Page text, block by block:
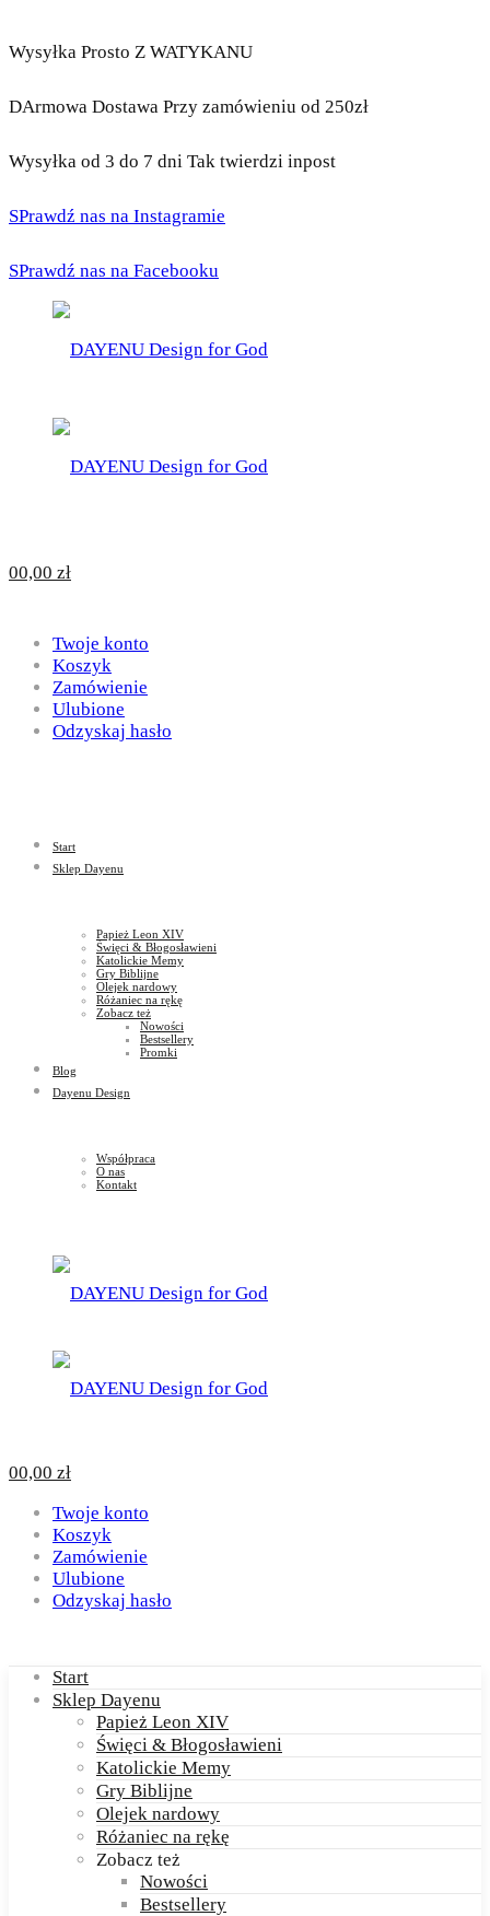
Wysyłka Prosto Z WATYKANU
DArmowa Dostawa Przy zamówieniu od 250zł
Wysyłka od 3 do 7 dni Tak twierdzi inpost
SPrawdź nas na Instagramie
SPrawdź nas na Facebooku
for
God
DAYENU
Design
God
00,00 zł
Twoje konto
Koszyk
Zamówienie
Ulubione
Odzyskaj hasło
Start
Sklep Dayenu
Papież Leon XIV
Święci & Błogosławieni
Katolickie Memy
Gry Biblijne
Olejek nardowy
Różaniec na rękę
Zobacz też
Nowości
Bestsellery
Promki
Blog
Dayenu Design
Współpraca
O nas
Kontakt
00,00 zł
Twoje konto
Koszyk
Zamówienie
Ulubione
Odzyskaj hasło
Start
Sklep Dayenu
Papież Leon XIV
Święci & Błogosławieni
Katolickie Memy
Gry Biblijne
Olejek nardowy
Różaniec na rękę
Zobacz też
Nowości
Bestsellery